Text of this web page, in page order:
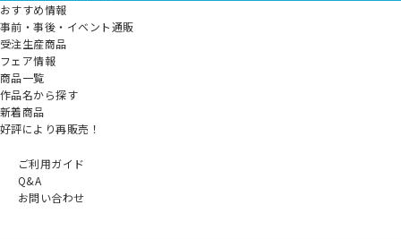
おすすめ情報
事前・事後・イベント通販
受注生産商品
フェア情報
商品一覧
作品名から探す
新着商品
好評により再販売！
ご利用ガイド
Q&A
お問い合わせ